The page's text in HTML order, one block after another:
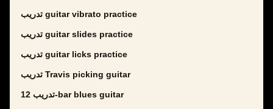
تدريب guitar vibrato practice
تدريب guitar slides practice
تدريب guitar licks practice
تدريب Travis picking guitar
تدريب 12-bar blues guitar